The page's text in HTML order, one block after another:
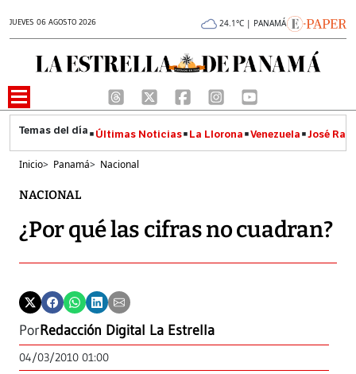
JUEVES 06 AGOSTO 2026 24.1°C | PANAMÁ
Últimas Noticias La Llorona Venezuela José
Inicio> Panamá> Nacional
NACIONAL
¿Por qué las cifras no cuadran?
PorRedacción Digital La Estrella
04/03/2010 01:00